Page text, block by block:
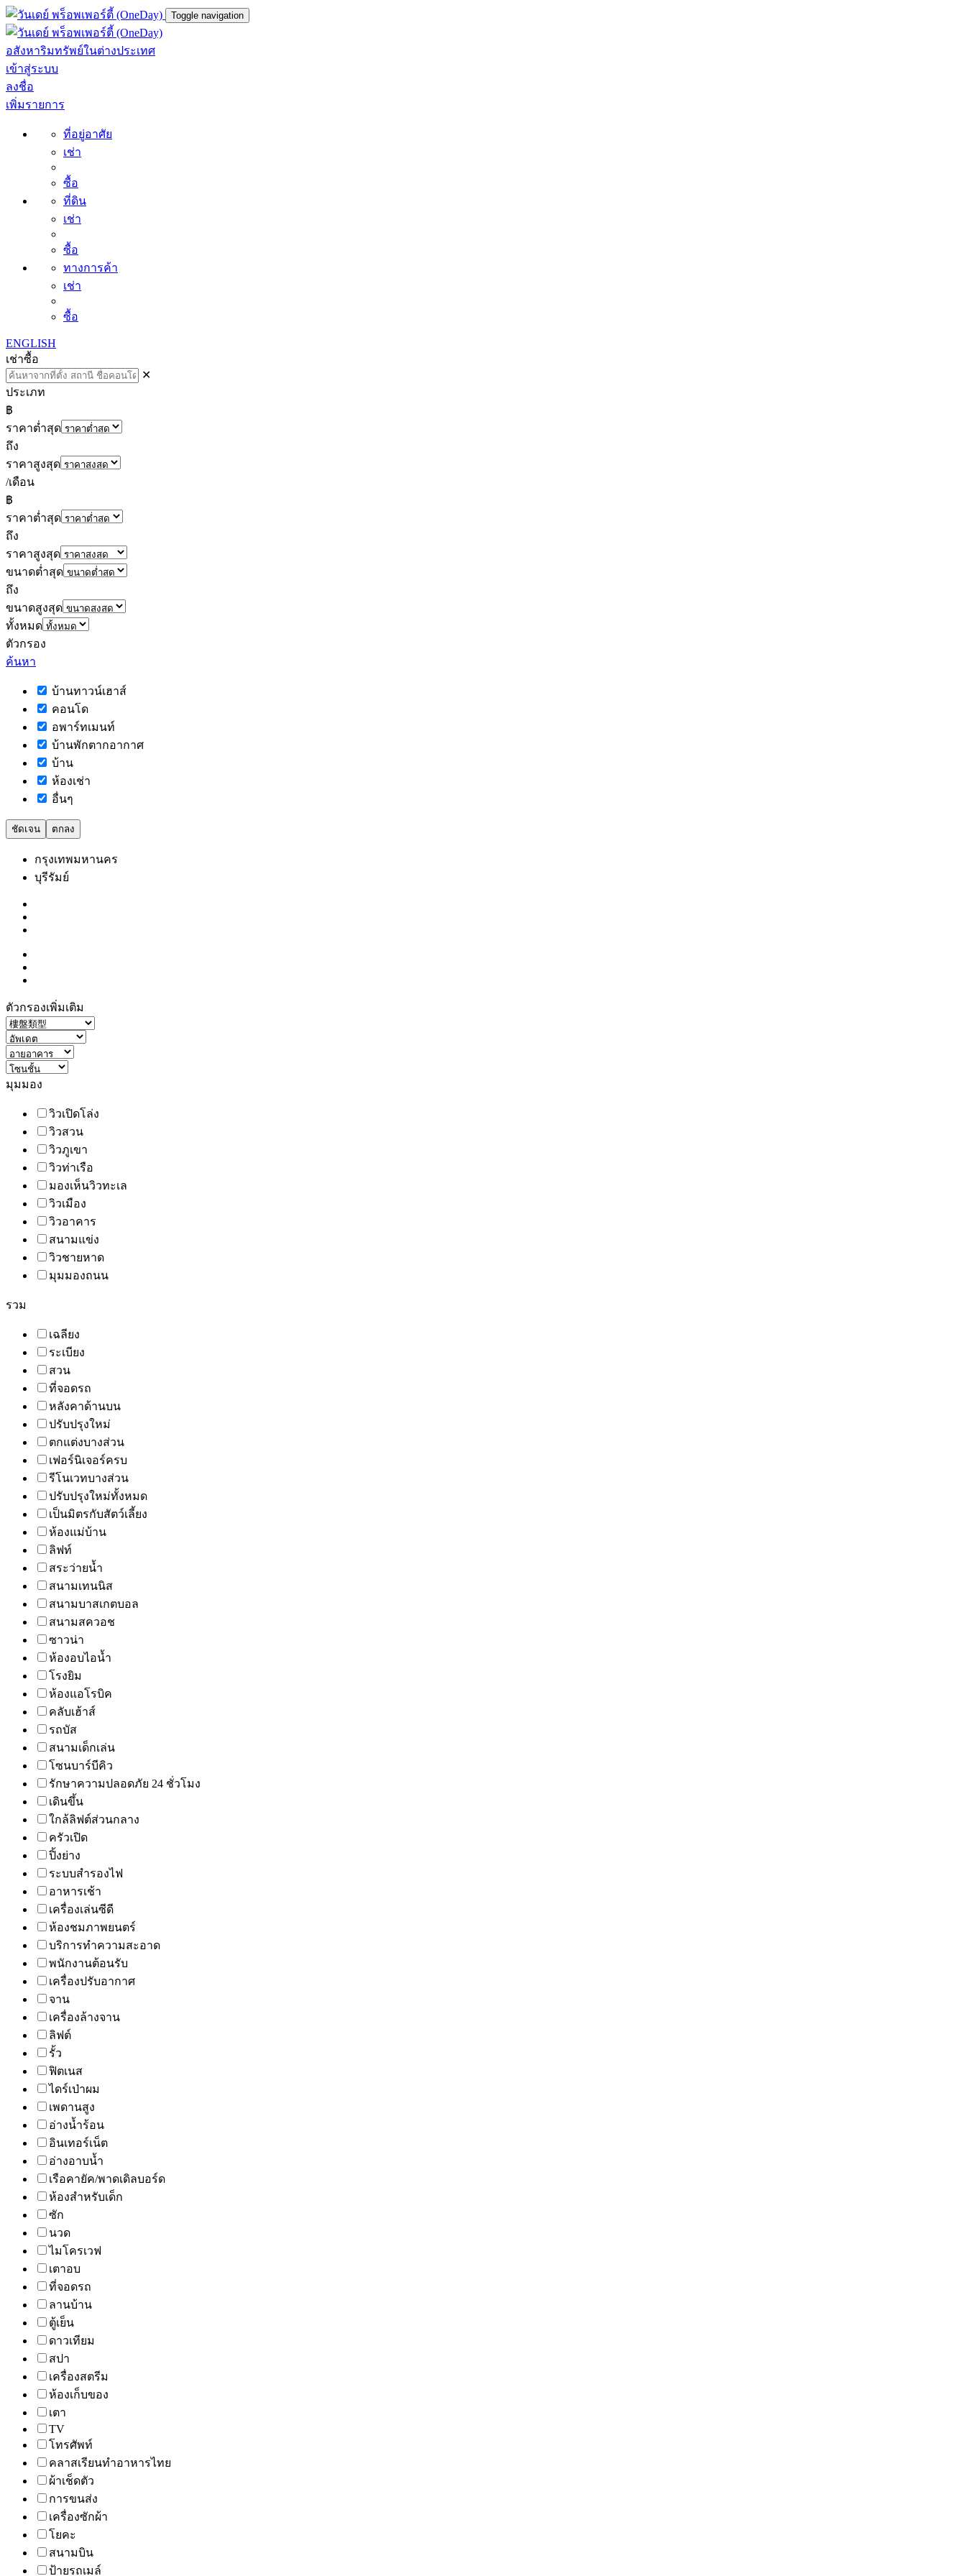
Toggle navigation
อสังหาริมทรัพย์ในต่างประเทศ
เข้าสู่ระบบ
ลงชื่อ
เพิ่มรายการ
ที่อยู่อาศัย
เช่า
ซื้อ
ที่ดิน
เช่า
ซื้อ
ทางการค้า
เช่า
ซื้อ
ENGLISH
เช่าซื้อ
✕
ประเภท
฿
ราคาต่ำสุด
ถึง
ราคาสูงสุด
/เดือน
฿
ราคาต่ำสุด
ถึง
ราคาสูงสุด
ขนาดต่ำสุด
ถึง
ขนาดสูงสุด
ทั้งหมด
ตัวกรอง
ค้นหา
บ้านทาวน์เฮาส์
คอนโด
อพาร์ทเมนท์
บ้านพักตากอากาศ
บ้าน
ห้องเช่า
อื่นๆ
ชัดเจน ตกลง
กรุงเทพมหานคร
บุรีรัมย์
ตัวกรองเพิ่มเติม
มุมมอง
วิวเปิดโล่ง
วิวสวน
วิวภูเขา
วิวท่าเรือ
มองเห็นวิวทะเล
วิวเมือง
วิวอาคาร
สนามแข่ง
วิวชายหาด
มุมมองถนน
รวม
เฉลียง
ระเบียง
สวน
ที่จอดรถ
หลังคาด้านบน
ปรับปรุงใหม่
ตกแต่งบางส่วน
เฟอร์นิเจอร์ครบ
รีโนเวทบางส่วน
ปรับปรุงใหม่ทั้งหมด
เป็นมิตรกับสัตว์เลี้ยง
ห้องแม่บ้าน
ลิฟท์
สระว่ายน้ำ
สนามเทนนิส
สนามบาสเกตบอล
สนามสควอช
ซาวน่า
ห้องอบไอน้ำ
โรงยิม
ห้องแอโรบิค
คลับเฮ้าส์
รถบัส
สนามเด็กเล่น
โซนบาร์บีคิว
รักษาความปลอดภัย 24 ชั่วโมง
เดินขึ้น
ใกล้ลิฟต์ส่วนกลาง
ครัวเปิด
ปิ้งย่าง
ระบบสำรองไฟ
อาหารเช้า
เครื่องเล่นซีดี
ห้องชมภาพยนตร์
บริการทำความสะอาด
พนักงานต้อนรับ
เครื่องปรับอากาศ
จาน
เครื่องล้างจาน
ลิฟต์
รั้ว
ฟิตเนส
ไดร์เป่าผม
เพดานสูง
อ่างน้ำร้อน
อินเทอร์เน็ต
อ่างอาบน้ำ
เรือคายัค/พาดเดิลบอร์ด
ห้องสำหรับเด็ก
ซัก
นวด
ไมโครเวฟ
เตาอบ
ที่จอดรถ
ลานบ้าน
ตู้เย็น
ดาวเทียม
สปา
เครื่องสตรีม
ห้องเก็บของ
เตา
TV
โทรศัพท์
คลาสเรียนทำอาหารไทย
ผ้าเช็ดตัว
การขนส่ง
เครื่องซักผ้า
โยคะ
สนามบิน
ป้ายรถเมล์